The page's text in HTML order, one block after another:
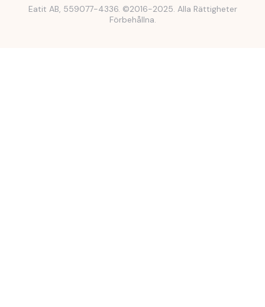
Eatit AB, 559077-4336. ©2016-2025. Alla Rättigheter
Förbehållna.